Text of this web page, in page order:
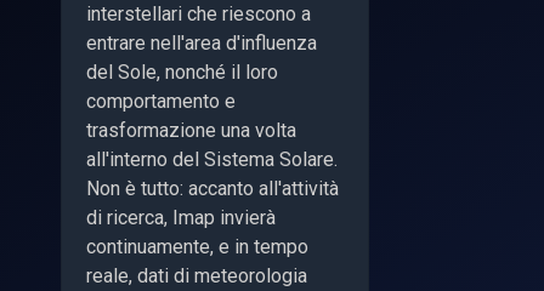
interstellari che riescono a
entrare nell'area d'influenza
del Sole, nonché il loro
comportamento e
trasformazione una volta
all'interno del Sistema Solare.
Non è tutto: accanto all'attività
di ricerca, Imap invierà
continuamente, e in tempo
reale, dati di meteorologia